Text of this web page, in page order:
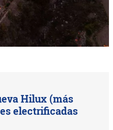
Hilux (más
electrificadas